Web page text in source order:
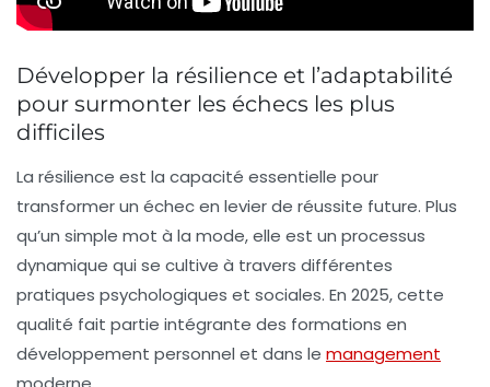
Développer la résilience et l’adaptabilité
pour surmonter les échecs les plus
difficiles
La résilience est la capacité essentielle pour
transformer un échec en levier de réussite future. Plus
qu’un simple mot à la mode, elle est un processus
dynamique qui se cultive à travers différentes
pratiques psychologiques et sociales. En 2025, cette
qualité fait partie intégrante des formations en
développement personnel et dans le management